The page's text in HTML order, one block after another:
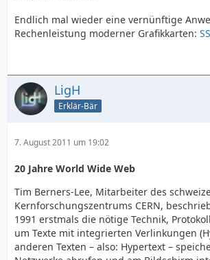
Endlich mal wieder eine vernünftige
Rechenleistung moderner Grafikkarten:
LigH
Erklär-Bär
7. August 2011 um 19:02
20 Jahre World Wide Web
Tim Berners-Lee, Mitarbeiter des
Kernforschungszentrums CERN,
1991 erstmals die nötige Technik,
um Texte mit integrierten Verlinkungen
anderen Texten – also: Hypertext –